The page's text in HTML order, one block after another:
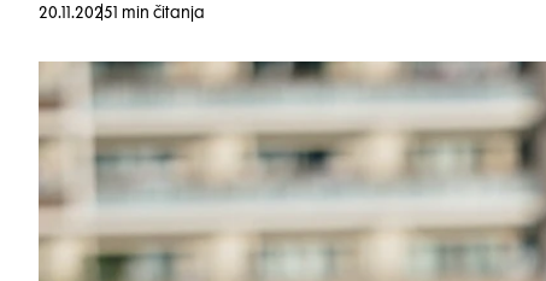
20.11.2025 1 min čitanja